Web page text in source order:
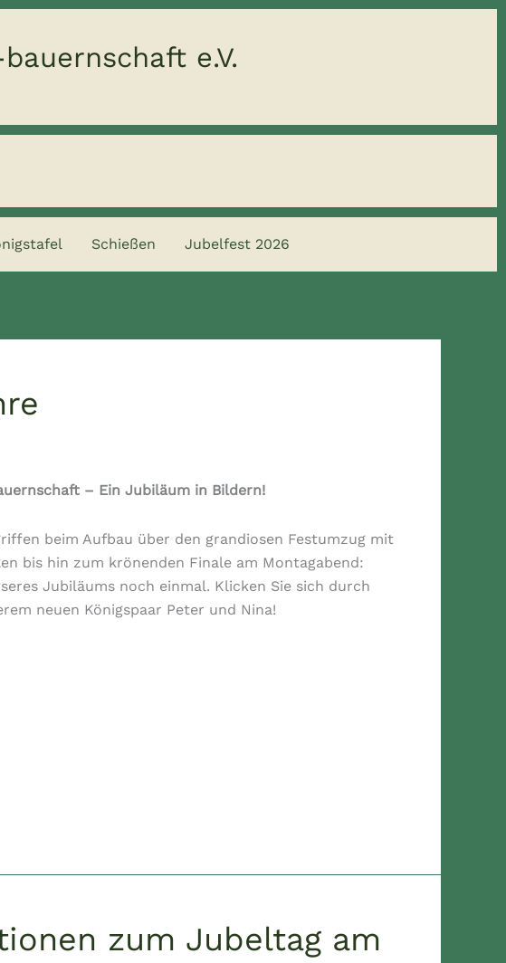
e.V.
Schießen Jubelfest 2026
– Ein Jubiläum in Bildern!
beim Aufbau über den grandiosen Festumzug mit
bis hin zum krönenden Finale am Montagabend:
Jubiläums noch einmal. Klicken Sie sich durch
neuen Königspaar Peter und Nina!
zum Jubeltag am